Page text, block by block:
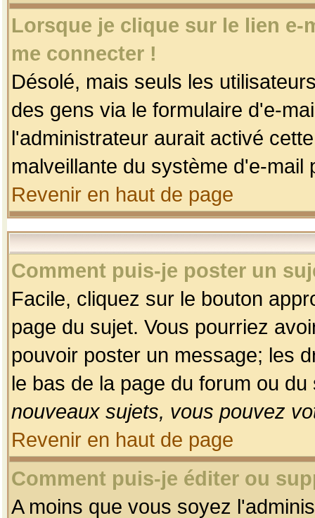
Lorsque je clique sur le lien
me connecter !
Désolé, mais seuls les
des gens via le formulaire d'e-
l'administrateur aurait activé
malveillante du système d'e-
Revenir en haut de page
Comment puis-je poster un
Facile, cliquez sur le bouton
page du sujet. Vous pourriez
pouvoir poster un message; les
le bas de la page du forum ou
nouveaux sujets, vous pouvez
Revenir en haut de page
Comment puis-je éditer ou
A moins que vous soyez